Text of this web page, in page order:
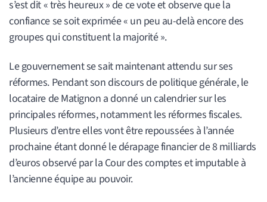
s’est dit « très heureux » de ce vote et observe que la
confiance se soit exprimée « un peu au-delà encore des
groupes qui constituent la majorité ».
Le gouvernement se sait maintenant attendu sur ses
réformes. Pendant son discours de politique générale, le
locataire de Matignon a donné un calendrier sur les
principales réformes, notamment les réformes fiscales.
Plusieurs d’entre elles vont être repoussées à l’année
prochaine étant donné le dérapage financier de 8 milliards
d’euros observé par la Cour des comptes et imputable à
l’ancienne équipe au pouvoir.